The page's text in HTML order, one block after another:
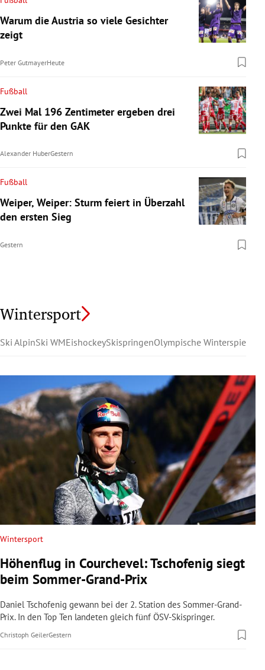
Warum die Austria so viele Gesichter
zeigt
Peter GutmayerHeute
Fußball
Zwei Mal 196 Zentimeter ergeben drei
Punkte für den GAK
Alexander HuberGestern
Fußball
Weiper, Weiper: Sturm feiert in Überzahl
den ersten Sieg
Gestern
Wintersport
Ski AlpinSki WMEishockeySkispringenOlympische Winterspiele
Wintersport
Höhenflug in Courchevel: Tschofenig siegt
beim Sommer-Grand-Prix
Daniel Tschofenig gewann bei der 2. Station des Sommer-Grand-
Prix. In den Top Ten landeten gleich fünf ÖSV-Skispringer.
Christoph GeilerGestern